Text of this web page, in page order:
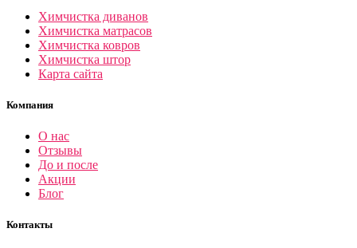
Химчистка диванов
Химчистка матрасов
Химчистка ковров
Химчистка штор
Карта сайта
Компания
О нас
Отзывы
До и после
Акции
Блог
Контакты